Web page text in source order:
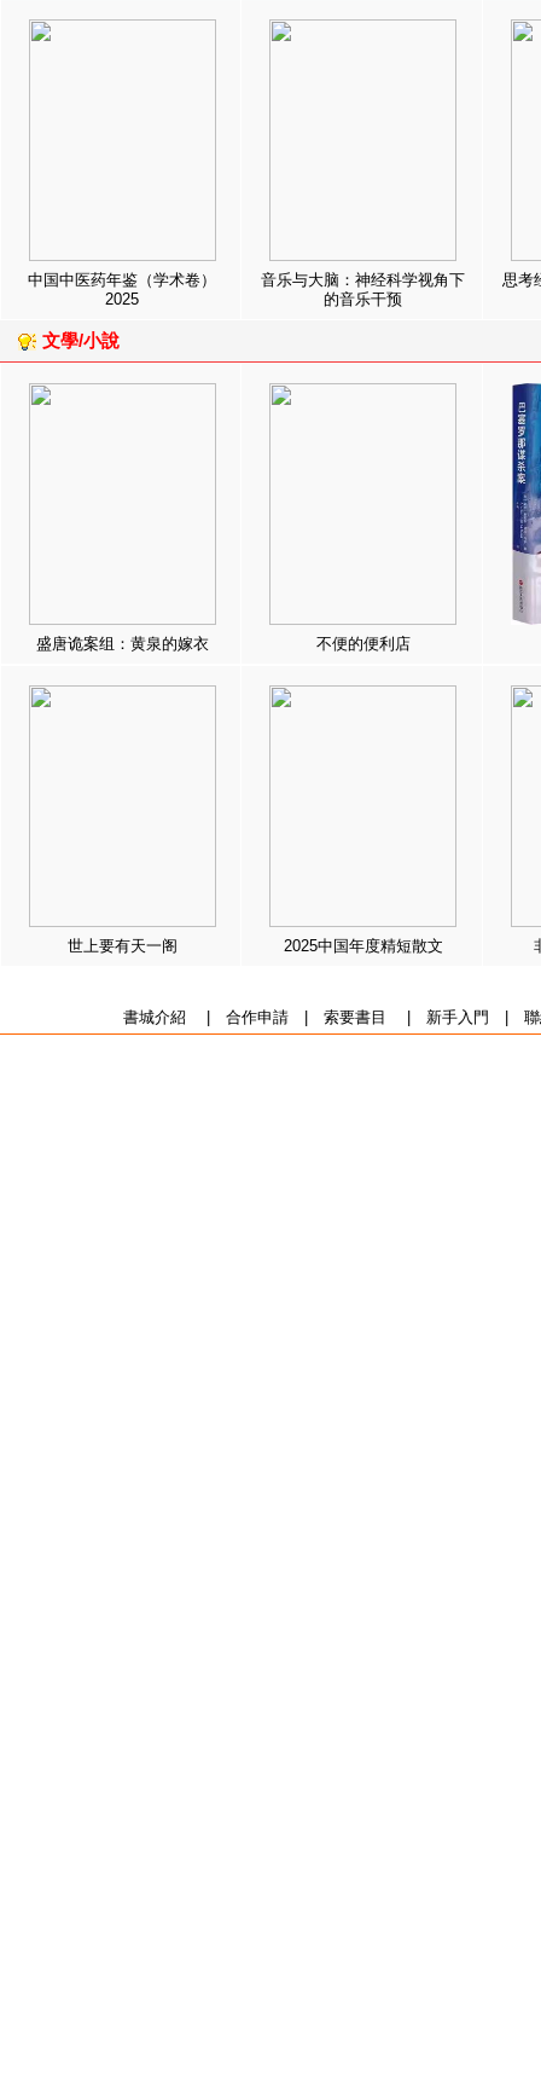
中国中医药年鉴（学术卷）
2025
音乐与大脑：神经科学视角下
的音乐干预
思考
文學/小說
盛唐诡案组：黄泉的嫁衣 不便的便利店
世上要有天一阁 2025中国年度精短散文
書城介紹 合作申請| 索要書目 新手入門